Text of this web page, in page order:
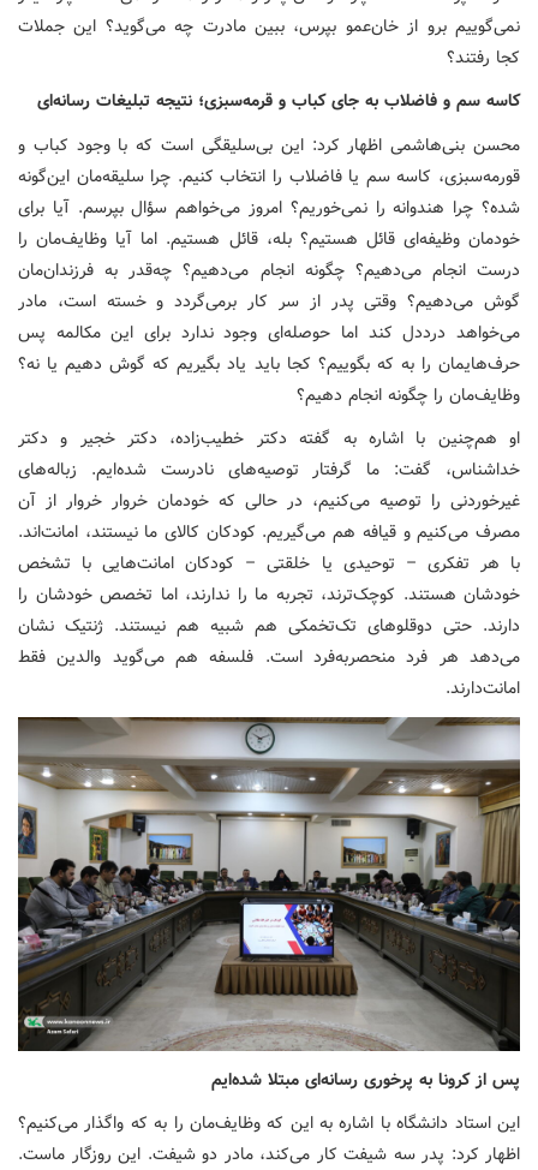
نمی‌گوییم برو از خان‌عمو بپرس، ببین مادرت چه می‌گوید؟ این جملات
کجا رفتند؟
کاسه سم و فاضلاب به جای کباب و قرمه‌سبزی؛ نتیجه تبلیغات رسانه‌ای
محسن بنی‌هاشمی اظهار کرد: این بی‌سلیقگی است که با وجود کباب و
قورمه‌سبزی، کاسه سم یا فاضلاب را انتخاب کنیم. چرا سلیقه‌مان این‌گونه
شده؟ چرا هندوانه را نمی‌خوریم؟ امروز می‌خواهم سؤال بپرسم. آیا برای
خودمان وظیفه‌ای قائل هستیم؟ بله، قائل هستیم. اما آیا وظایف‌مان را
درست انجام می‌دهیم؟ چگونه انجام می‌دهیم؟ چه‌قدر به فرزندان‌مان
گوش می‌دهیم؟ وقتی پدر از سر کار برمی‌گردد و خسته است، مادر
می‌خواهد درددل کند اما حوصله‌ای وجود ندارد برای این مکالمه پس
حرف‌هایمان را به که بگوییم؟ کجا باید یاد بگیریم که گوش دهیم یا نه؟
وظایف‌مان را چگونه انجام دهیم؟
او هم‌چنین با اشاره به گفته دکتر خطیب‌زاده، دکتر خجیر و دکتر
خداشناس، گفت: ما گرفتار توصیه‌های نادرست شده‌ایم. زباله‌های
غیرخوردنی را توصیه می‌کنیم، در حالی که خودمان خروار خروار از آن
مصرف می‌کنیم و قیافه هم می‌گیریم. کودکان کالای ما نیستند، امانت‌اند.
با هر تفکری – توحیدی یا خلقتی – کودکان امانت‌هایی با تشخص
خودشان هستند. کوچک‌ترند، تجربه ما را ندارند، اما تخصص خودشان را
دارند. حتی دوقلوهای تک‌تخمکی هم شبیه هم نیستند. ژنتیک نشان
می‌دهد هر فرد منحصربه‌فرد است. فلسفه هم می‌گوید والدین فقط
امانت‌دارند.
پس از کرونا به پرخوری رسانه‌ای مبتلا شده‌ایم
این استاد دانشگاه با اشاره به این که وظایف‌مان را به که واگذار می‌کنیم؟
اظهار کرد: پدر سه شیفت کار می‌کند، مادر دو شیفت. این روزگار ماست.